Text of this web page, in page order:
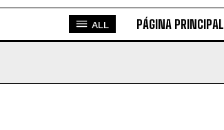
ALL PÁGINA PRINCIPAL